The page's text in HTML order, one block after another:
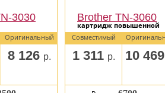
3030
Оригинальный
8 126 р.
Brother TN-3060
картридж повышенной
емкости
Совместимый
1 311 р. 10